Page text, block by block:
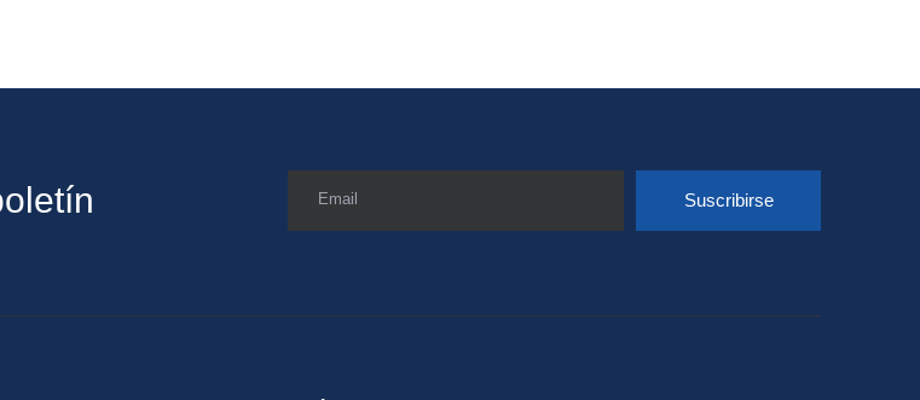
Email Suscribirse